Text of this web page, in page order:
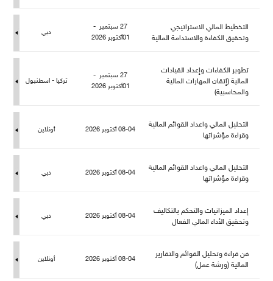
التخطيط المالي الاستراتيجي
وتحقيق الكفاءة والاستدامة المالية
27 سبتمبر -
01أكتوبر 2026
دبي
تطوير الكفاءات وإعداد القيادات
المالية (إتقان المهارات المالية
والمحاسبية)
27 سبتمبر -
01أكتوبر 2026
تركيا - اسطنبو
التحليل المالي واعداد القوائم المالية
وقراءة مؤشراتها
08-04 أكتوبر 2026 أونلاين
التحليل المالي واعداد القوائم المالية
وقراءة مؤشراتها
08-04 أكتوبر 2026 دبي
إعداد الميزانيات والتحكم بالتكاليف
وتحقيق الأداء المالي الفعا
08-04 أكتوبر 2026 دبي
فن قراءة وتحليل القوائم والتقارير
المالية (ورشة عمل)
08-04 أكتوبر 2026 أونلاين